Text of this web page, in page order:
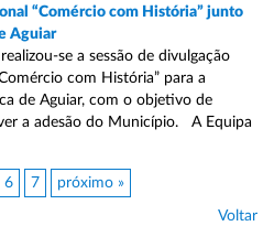
“Comércio com História” junto
Aguiar
se a sessão de divulgação
com História” para a
de Aguiar, com o objetivo de
a adesão do Município. A Equipa
6 7 próximo »
Voltar